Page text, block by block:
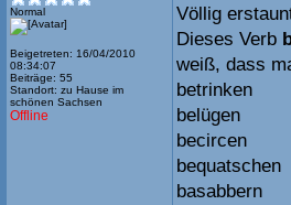
Normal
Beigetreten: 16/04/2010
08:34:07
Beiträge: 55
Standort: zu Hause im
schönen Sachsen
Offline
Völlig
Dieses Verb
weiß, dass
betrinken
belügen
becircen
bequatschen
basabbern